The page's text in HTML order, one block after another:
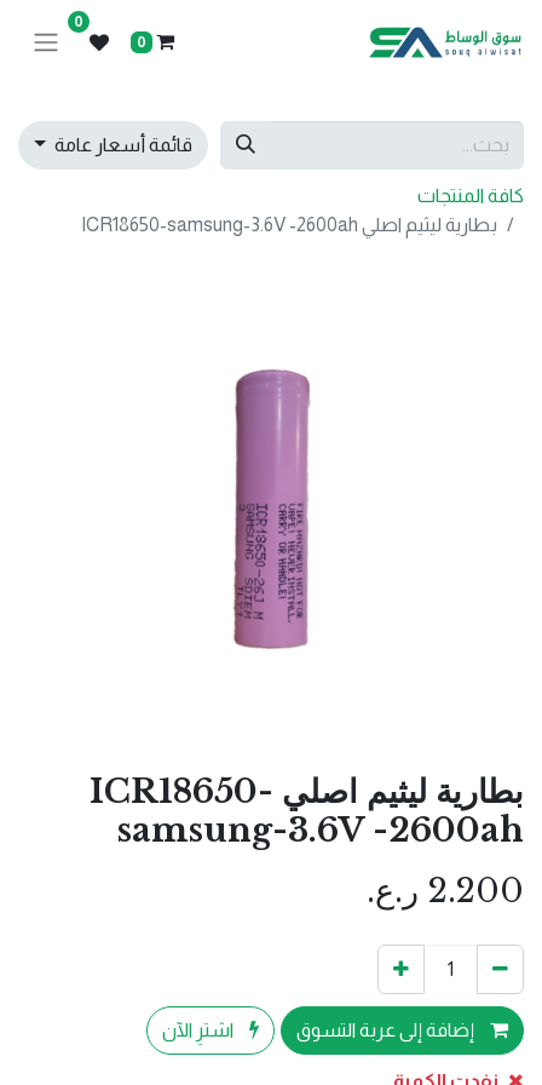
0
0
قائمة أسعار عامة
كافة المنتجات
بطارية ليثيم اصلي ICR18650-samsung-3.6V -2600ah
بطارية ليثيم اصلي ICR18650-
samsung-3.6V -2600ah
2.200 ر.ع.
إضافة إلى عربة التسوق اشترِ الآن